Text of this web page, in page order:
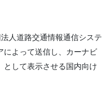
人道路交通情報通信システ
よって送信し、カーナビ
して表示させる国内向け